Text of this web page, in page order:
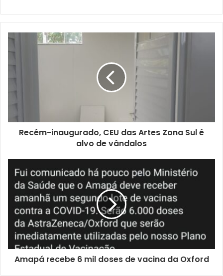
Recém-inaugurado, CEU das Artes Zona Sul é
alvo de vândalos
Amapá recebe 6 mil doses de vacina da Oxford